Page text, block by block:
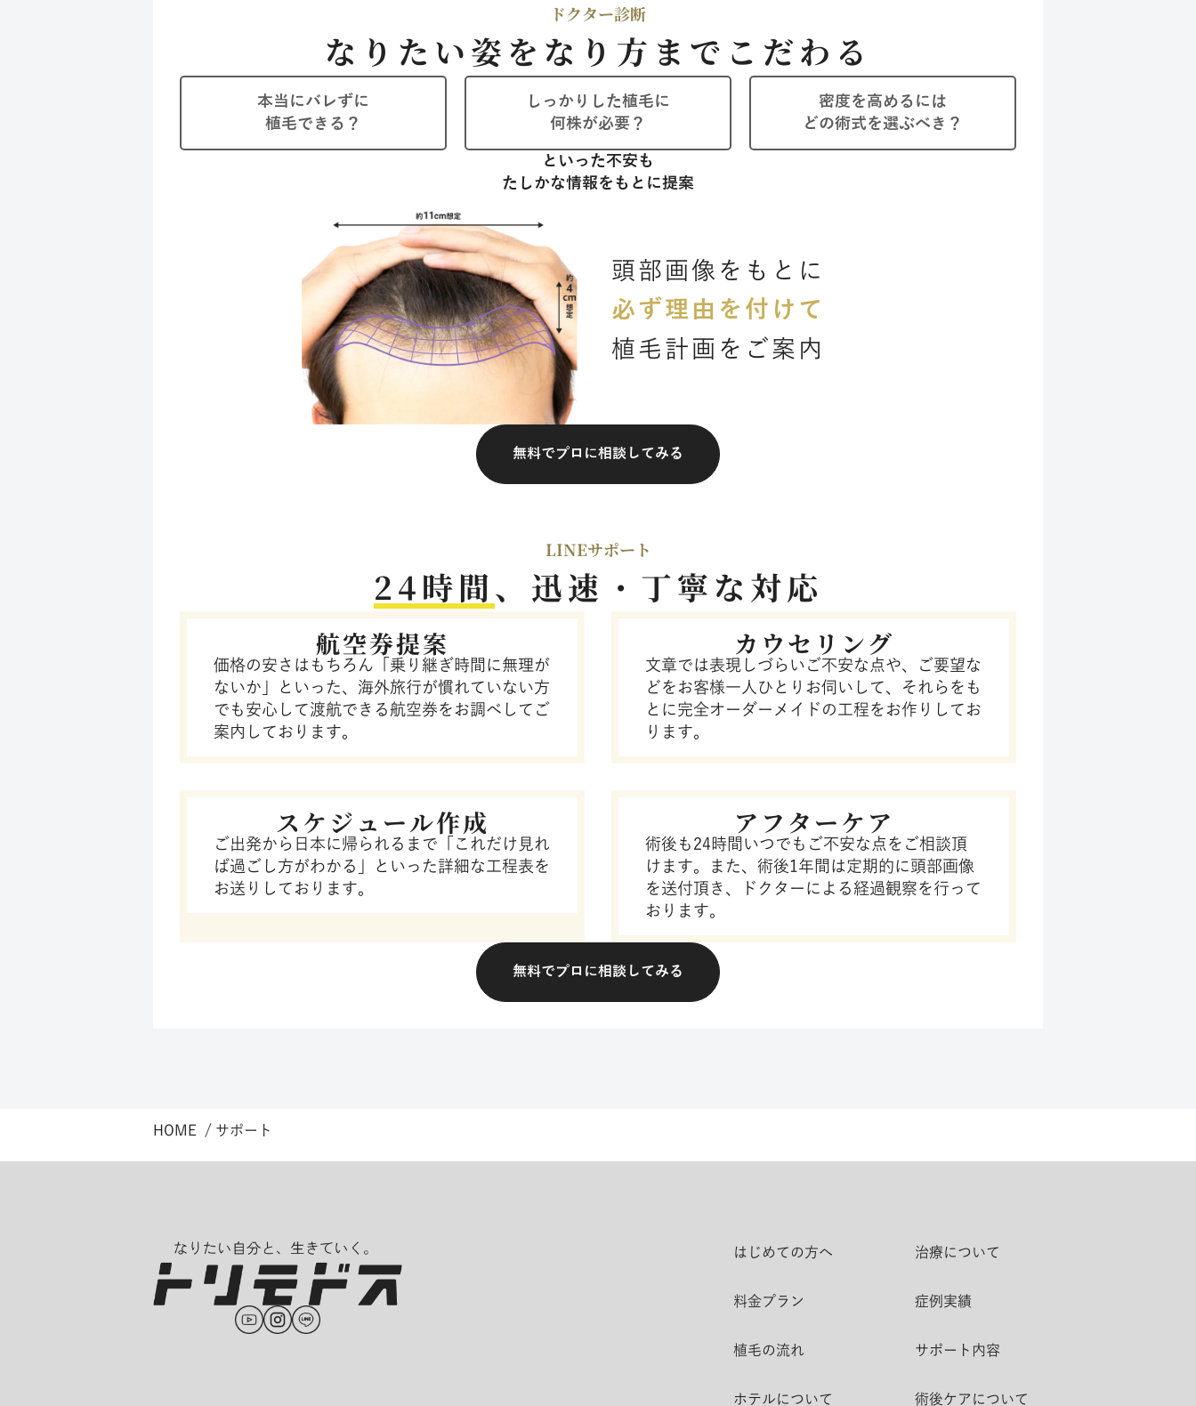
ドクター診断
なりたい姿を なり方までこだわる
本当にバレずに
植毛できる？
しっかりした植毛に
何株が必要？
密度を高めるには
どの術式を選ぶべき？
といった不安も
たしかな情報をもとに提案
頭部画像をもとに
必ず理由を付けて
植毛計画をご案内
無料でプロに相談してみる
LINEサポート
24時間、 迅速・丁寧な対応
航空券提案
価格の安さはもちろん「乗り継ぎ時間に無理が
ないか」といった、海外旅行が慣れていない方
でも安心して渡航できる航空券をお調べしてご
案内しております。
カウセリング
文章では表現しづらいご不安な点や、ご要望な
どをお客様一人ひとりお伺いして、それらをも
とに完全オーダーメイドの工程をお作りしてお
ります。
スケジュール作成
ご出発から日本に帰られるまで「これだけ見れ
ば過ごし方がわかる」といった詳細な工程表を
お送りしております。
アフターケア
術後も24時間いつでもご不安な点をご相談頂
けます。また、術後1年間は定期的に頭部画像
を送付頂き、ドクターによる経過観察を行って
おります。
無料でプロに相談してみる
HOME サポート
はじめての方へ 治療について
料金プラン 症例実績
植毛の流れ サポート内容
ホテルについて 術後ケアについて